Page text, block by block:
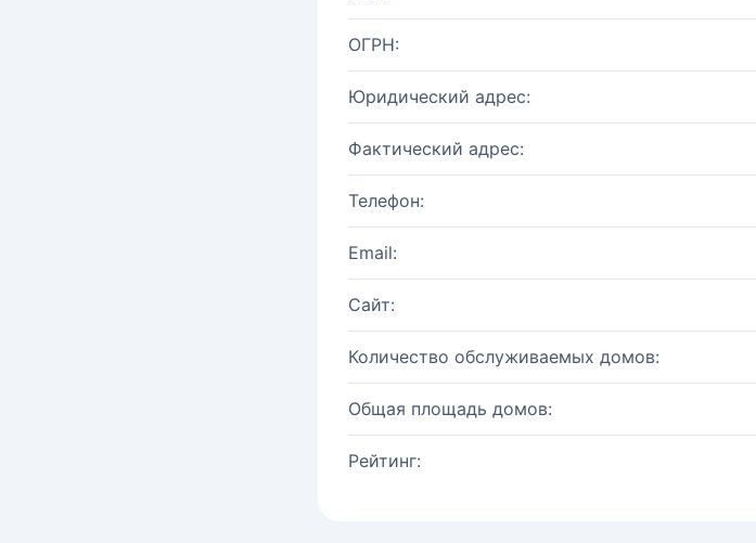
ОГРН:
Юридический адрес:
Фактический адрес:
Телефон:
Email:
Сайт:
Количество обслуживаемых домов:
Общая площадь домов:
Рейтинг: